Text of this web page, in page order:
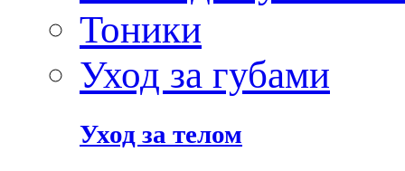
Тоники
Уход за губами
Уход за телом